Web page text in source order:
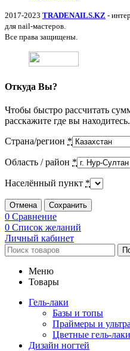
2017-2023 TRADENAILS.KZ -
для nail-мастеров.
Все права защищены.
Откуда Вы?
Чтобы быстро рассчитать
расскажите где вы находитесь.
Страна/регион *
Область / район *
Населённый пункт *
Отмена Сохранить
0 Сравнение
0 Список желаний
Личный кабинет
Меню
Товары
Гель-лаки
Базы и топы
Праймеры и
Цветные гель-лаки
Дизайн ногтей